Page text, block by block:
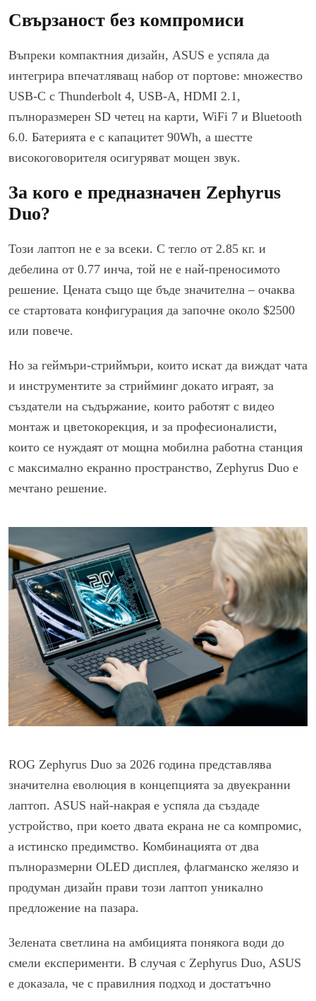
Свързаност без компромиси
Въпреки компактния дизайн, ASUS е успяла да
интегрира впечатляващ набор от портове: множество
USB-C с Thunderbolt 4, USB-A, HDMI 2.1,
пълноразмерен SD четец на карти, WiFi 7 и Bluetooth
6.0. Батерията е с капацитет 90Wh, а шестте
високоговорителя осигуряват мощен звук.
За кого е предназначен Zephyrus
Duo?
Този лаптоп не е за всеки. С тегло от 2.85 кг. и
дебелина от 0.77 инча, той не е най-преносимото
решение. Цената също ще бъде значителна – очаква
се стартовата конфигурация да започне около $2500
или повече.
Но за геймъри-стриймъри, които искат да виждат чата
и инструментите за стрийминг докато играят, за
създатели на съдържание, които работят с видео
монтаж и цветокорекция, и за професионалисти,
които се нуждаят от мощна мобилна работна станция
с максимално екранно пространство, Zephyrus Duo е
мечтано решение.
ROG Zephyrus Duo за 2026 година представлява
значителна еволюция в концепцията за двуекранни
лаптоп. ASUS най-накрая е успяла да създаде
устройство, при което двата екрана не са компромис,
а истинско предимство. Комбинацията от два
пълноразмерни OLED дисплея, флагманско желязо и
продуман дизайн прави този лаптоп уникално
предложение на пазара.
Зелената светлина на амбицията понякога води до
смели експерименти. В случая с Zephyrus Duo, ASUS
е доказала, че с правилния подход и достатъчно